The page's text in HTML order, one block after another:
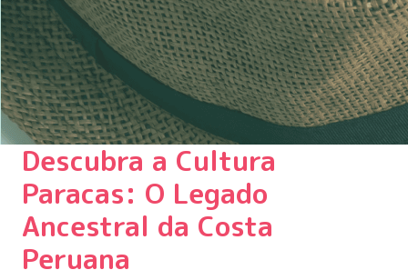
Descubra a Cultura
Paracas: O Legado
Ancestral da Costa
Peruana